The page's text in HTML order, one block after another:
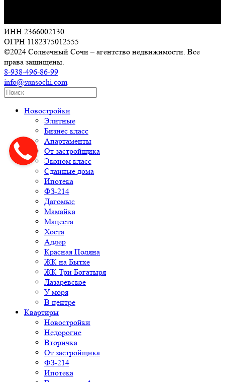
ИНН 2366002130
ОГРН 1182375012555
©2024 Солнечный Сочи – агентство недвижимости. Все
права защищены.
8-938-496-86-99
info@sunsochi.com
Новостройки
Элитные
Бизнес класс
Апартаменты
От застройщика
Эконом класс
Сданные дома
Ипотека
ФЗ-214
Дагомыс
Мамайка
Мацеста
Хоста
Адлер
Красная Поляна
ЖК на Бытхе
ЖК Три Богатыря
Лазаревское
У моря
В центре
Квартиры
Новостройки
Недорогие
Вторичка
От застройщика
ФЗ-214
Ипотека